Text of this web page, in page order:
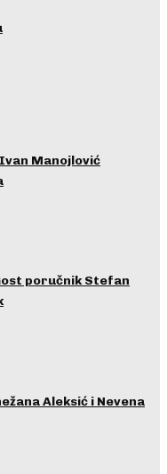
Ivan Manojlović
poručnik Stefan
Aleksić i Nevena